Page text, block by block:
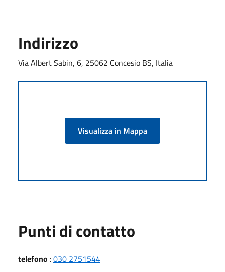
Indirizzo
Via Albert Sabin, 6, 25062 Concesio BS, Italia
Visualizza in Mappa
Punti di contatto
telefono :030 2751544